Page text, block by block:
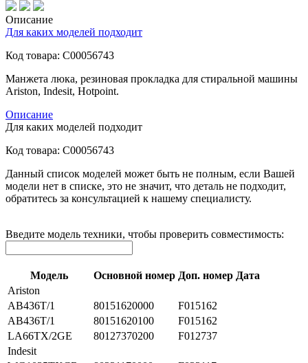
Описание
Для каких моделей подходит
Код товара: C00056743
Манжета люка, резиновая прокладка для стиральной машины
Ariston, Indesit, Hotpoint.
Описание
Для каких моделей подходит
Код товара: C00056743
Данный список моделей может быть не полным, если Вашей
модели нет в списке, это не значит, что деталь не подходит,
обратитесь за консультацией к нашему специалисту.
Введите модель техники, чтобы проверить совместимость:
Модель Основной номер Доп. номер Дата
Ariston
AB436T/1
80151620000
F015162
AB436T/1
80151620100
F015162
LA66TX/2GE
80127370200
F012737
Indesit